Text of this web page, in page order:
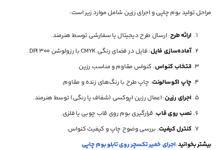
مراحل تولید بوم چاپی و اجرای رزین شامل موارد زیر است:
ارائه طرح: ارسال طرح دیجیتال یا سفارشی توسط هنرمند.
آماده‌سازی فایل: فایل در فضای رنگی CMYK با رزولوشن 300 DPI.
انتخاب کنواس: کنواس مقاوم و مناسب رزین.
چاپ اکوسالونت: چاپ طرح با رنگ‌های زنده و مقاوم.
اجرای رزین: اعمال رزین اپوکسی (شفاف یا رنگی) توسط هنرمند.
نصب روی قاب: قرارگیری بوم روی قاب چوبی یا فلزی.
کنترل کیفیت: بررسی وضوح چاپ و کیفیت کنواس.
بیشتر بخوانید:اجرای خمیر تکسچر روی تابلو بوم چاپی